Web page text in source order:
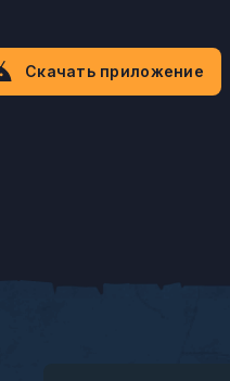
Скачать приложение